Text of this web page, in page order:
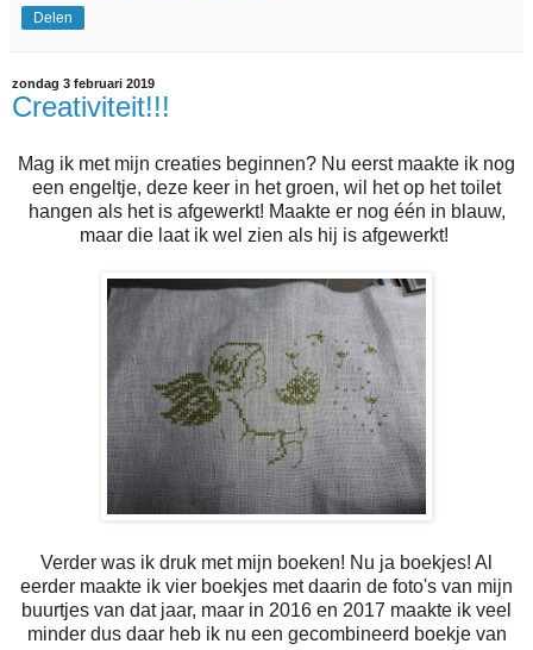
Delen
zondag 3 februari 2019
Creativiteit!!!
Mag ik met mijn creaties beginnen? Nu eerst maakte ik nog
een engeltje, deze keer in het groen, wil het op het toilet
hangen als het is afgewerkt! Maakte er nog één in blauw,
maar die laat ik wel zien als hij is afgewerkt!
Verder was ik druk met mijn boeken! Nu ja boekjes! Al
eerder maakte ik vier boekjes met daarin de foto's van mijn
buurtjes van dat jaar, maar in 2016 en 2017 maakte ik veel
minder dus daar heb ik nu een gecombineerd boekje van